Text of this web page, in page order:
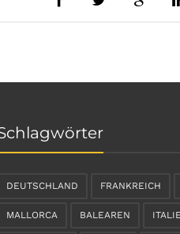
DEUTSCHLAND FRANKREICH
MALLORCA BALEAREN